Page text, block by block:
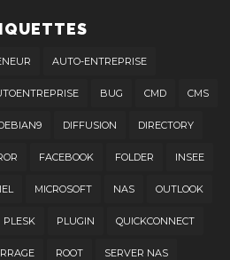
AUTO-ENTREPRISE
BUG CMD CMS
DIFFUSION DIRECTORY
FACEBOOK FOLDER INSEE
MICROSOFT NAS OUTLOOK
PLESK PLUGIN QUICKCONNECT
ROOT SERVER NAS